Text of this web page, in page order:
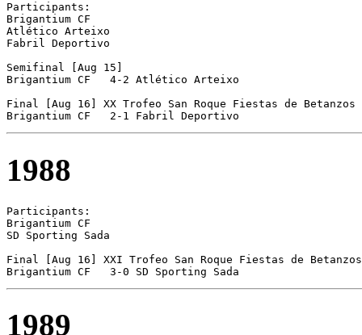
Participants:
Brigantium CF
Atlético Arteixo
Fabril Deportivo
Semifinal [Aug 15]
Brigantium CF	4-2 Atlético Arteixo
Final [Aug 16] XX Trofeo San Roque Fiestas de Betanzos
1988
Participants:
Brigantium CF
SD Sporting Sada
Final [Aug 16] XXI Trofeo San Roque Fiestas de Betanzos
Brigantium CF	3-0 SD Sporting Sada
1989